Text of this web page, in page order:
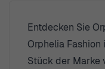
Entdecken Sie
Orphelia
Stück der Marke